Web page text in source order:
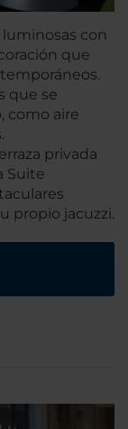
con
que
que se
como aire
privada
Suite
propio jacuzzi.